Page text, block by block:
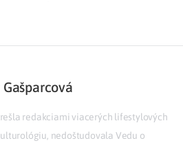
redakciami viacerých lifestylových
nedoštudovala Vedu o